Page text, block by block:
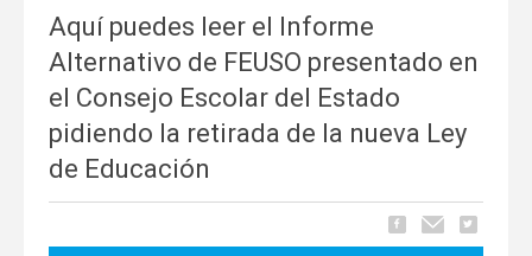
Aquí puedes leer el Informe
Alternativo de FEUSO presentado en
el Consejo Escolar del Estado
pidiendo la retirada de la nueva Ley
de Educación